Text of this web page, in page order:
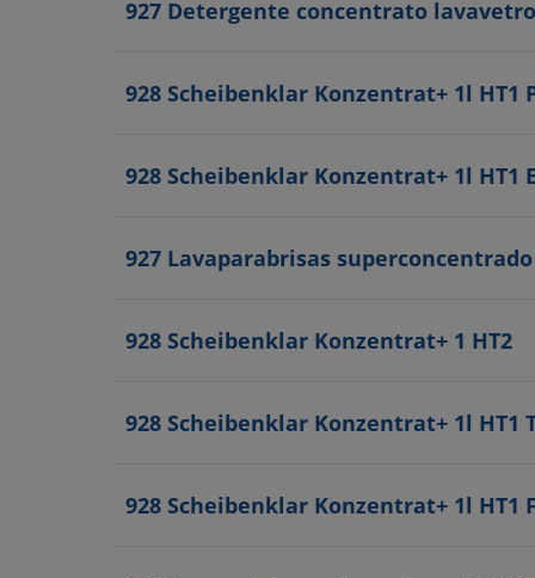
927 Detergente concentrato lavavetro
928 Scheibenklar Konzentrat+ 1l HT1
928 Scheibenklar Konzentrat+ 1l HT1
927 Lavaparabrisas superconcentrado
928 Scheibenklar Konzentrat+ 1 HT2
928 Scheibenklar Konzentrat+ 1l HT1
928 Scheibenklar Konzentrat+ 1l HT1